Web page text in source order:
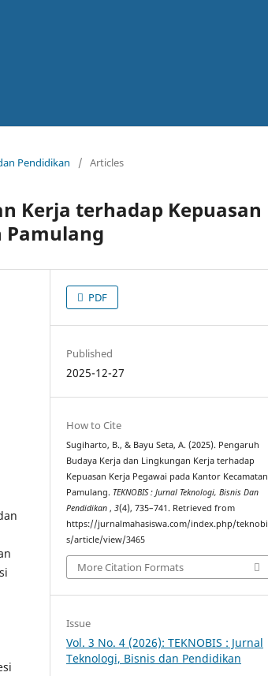
Pendidikan / Articles
Kerja terhadap Kepuasan
Pamulang
PDF
Published
2025-12-27
How to Cite
Sugiharto, B., & Bayu Seta, A. (2025). Pengaruh
Budaya Kerja dan Lingkungan Kerja terhadap
Kepuasan Kerja Pegawai pada Kantor Kecamatan
Pamulang. TEKNOBIS : Jurnal Teknologi, Bisnis Dan
Pendidikan,3(4), 735–741. Retrieved from
https://jurnalmahasiswa.com/index.php/teknobi
s/article/view/3465
More Citation Formats
Issue
Vol. 3 No. 4 (2026): TEKNOBIS : Jurnal
Teknologi, Bisnis dan Pendidikan